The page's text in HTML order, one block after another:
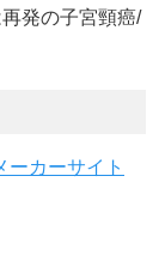
発の子宮頸癌/
ーカーサイト